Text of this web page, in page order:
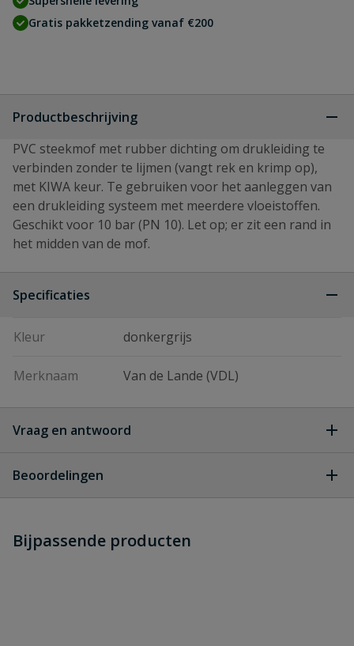
Gratis pakketzending vanaf €200
Productbeschrijving
PVC steekmof met rubber dichting om drukleiding te
verbinden zonder te lijmen (vangt rek en krimp op),
met KIWA keur. Te gebruiken voor het aanleggen van
een drukleiding systeem met meerdere vloeistoffen.
Geschikt voor 10 bar (PN 10). Let op; er zit een rand in
het midden van de mof.
Specificaties
Kleur donkergrijs
Merknaam Van de Lande (VDL)
Vraag en antwoord
dit product?
Beoordelingen
Schrijf zelf een beoordeling
Bijpassende producten